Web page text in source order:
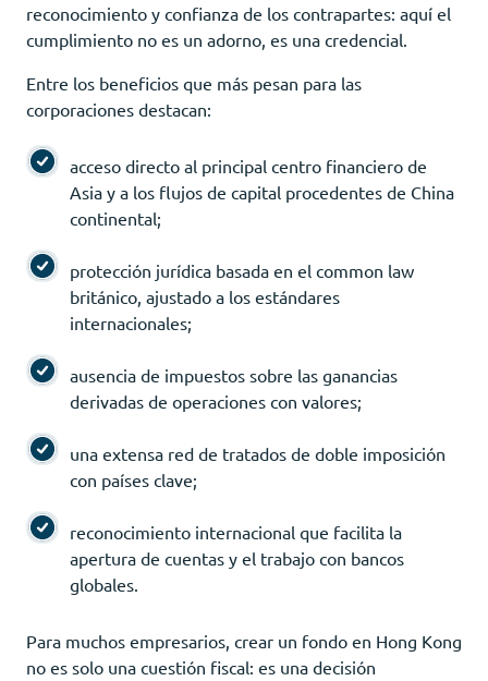
reconocimiento y confianza de los contrapartes: aquí el
cumplimiento no es un adorno, es una credencial.
Entre los beneficios que más pesan para las
corporaciones destacan:
acceso directo al principal centro financiero de
Asia y a los flujos de capital procedentes de China
continental;
protección jurídica basada en el common law
británico, ajustado a los estándares
internacionales;
ausencia de impuestos sobre las ganancias
derivadas de operaciones con valores;
una extensa red de tratados de doble imposición
con países clave;
reconocimiento internacional que facilita la
apertura de cuentas y el trabajo con bancos
globales.
Para muchos empresarios, crear un fondo en Hong Kong
no es solo una cuestión fiscal: es una decisión